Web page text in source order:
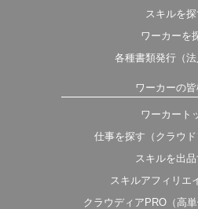
スキルを探
ワーカーを
各種書類発行（法
ワーカーの
ワーカート
仕事を探す（クラウド
スキルを出
スキルアフィリエ
クラウディアPRO（高単